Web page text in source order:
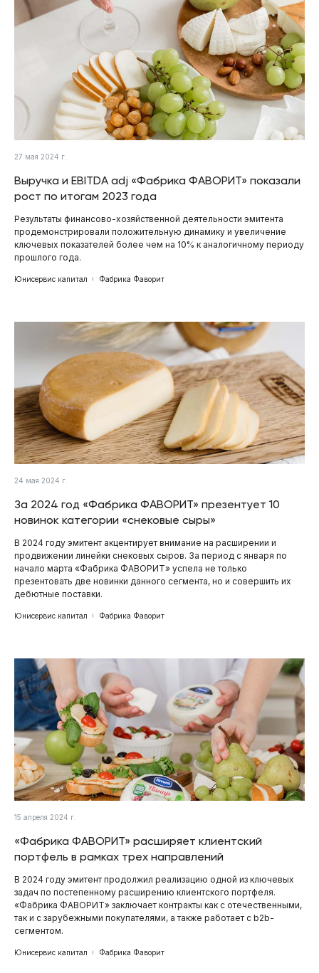
27 мая 2024 г.
Выручка и EBITDA adj «Фабрика ФАВОРИТ» показали
рост по итогам 2023 года
Результаты финансово-хозяйственной деятельности эмитента
продемонстрировали положительную динамику и увеличение
ключевых показателей более чем на 10% к аналогичному периоду
прошлого года.
Юнисервис капитал Фабрика Фаворит
24 мая 2024 г.
За 2024 год «Фабрика ФАВОРИТ» презентует 10
новинок категории «снековые сыры»
В 2024 году эмитент акцентирует внимание на расширении и
продвижении линейки снековых сыров. За период с января по
начало марта «Фабрика ФАВОРИТ» успела не только
презентовать две новинки данного сегмента, но и совершить их
дебютные поставки.
Юнисервис капитал Фабрика Фаворит
15 апреля 2024 г.
«Фабрика ФАВОРИТ» расширяет клиентский
портфель в рамках трех направлений
В 2024 году эмитент продолжил реализацию одной из ключевых
задач по постепенному расширению клиентского портфеля.
«Фабрика ФАВОРИТ» заключает контракты как с отечественными,
так и с зарубежными покупателями, а также работает с b2b-
сегментом.
Юнисервис капитал Фабрика Фаворит